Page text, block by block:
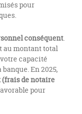
pour
conséquent.
au montant total
capacité
En 2025,
(frais de notaire
pour